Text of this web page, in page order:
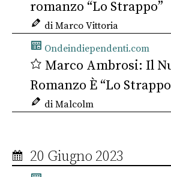
romanzo “Lo Strappo”
di Marco Vittoria
Ondeindiependenti.com
Marco Ambrosi: Il
Romanzo È “Lo
di Malcolm
20 Giugno 2023